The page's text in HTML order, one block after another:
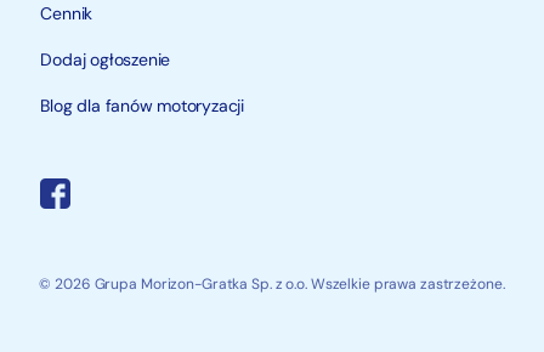
Cennik
Dodaj ogłoszenie
Blog dla fanów motoryzacji
© 2026 Grupa Morizon-Gratka Sp. z o.o. Wszelkie prawa zastrzeżone.